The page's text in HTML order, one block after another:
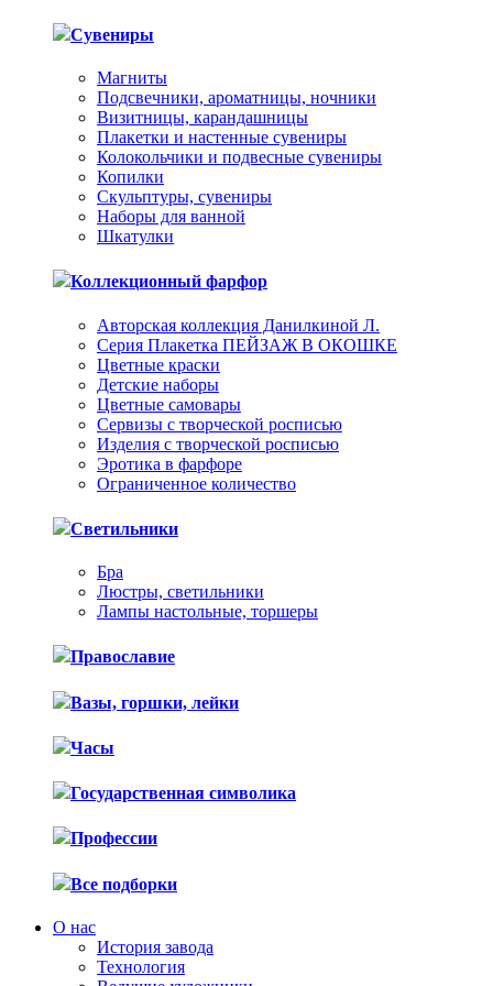
Сувениры
Магниты
Подсвечники, ароматницы, ночники
Визитницы, карандашницы
Плакетки и настенные сувениры
Колокольчики и подвесные сувениры
Копилки
Скульптуры, сувениры
Наборы для ванной
Шкатулки
Коллекционный фарфор
Авторская коллекция Данилкиной Л.
Серия Плакетка ПЕЙЗАЖ В ОКОШКЕ
Цветные краски
Детские наборы
Цветные самовары
Сервизы с творческой росписью
Изделия с творческой росписью
Эротика в фарфоре
Ограниченное количество
Светильники
Бра
Люстры, светильники
Лампы настольные, торшеры
Православие
Вазы, горшки, лейки
Часы
Государственная символика
Профессии
Все подборки
О нас
История завода
Технология